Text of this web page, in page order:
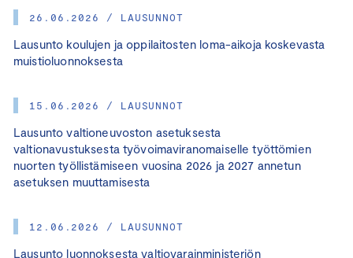
26.06.2026 / LAUSUNNOT
Lausunto koulujen ja oppilaitosten loma-aikoja koskevasta
muistioluonnoksesta
15.06.2026 / LAUSUNNOT
Lausunto valtioneuvoston asetuksesta
valtionavustuksesta työvoimaviranomaiselle työttömien
nuorten työllistämiseen vuosina 2026 ja 2027 annetun
asetuksen muuttamisesta
12.06.2026 / LAUSUNNOT
Lausunto luonnoksesta valtiovarainministeriön